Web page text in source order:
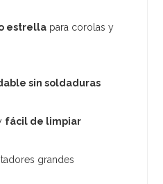
estrella para corolas y
sin soldaduras
fácil de limpiar
grandes